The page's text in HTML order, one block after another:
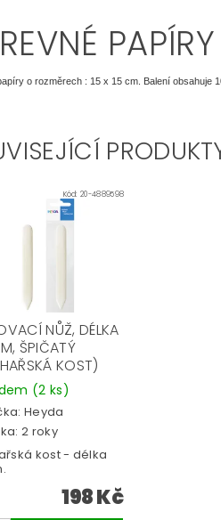
o rozměrech : 15 x 15 cm. Balení obsahuje
Kód:20-4889598
NŮŽ, DÉLKA
ŠPIČATÝ
KOST)
(2 ks)
Heyda
2 roky
kost - délka
198 Kč